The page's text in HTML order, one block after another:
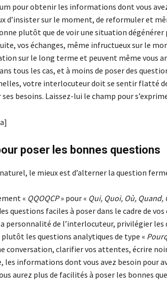
pour obtenir les informations dont vous
d’insister sur le moment, de reformuler et
plutôt que de voir une situation dégénérer
vos échanges, même infructueux sur le
sur le long terme et peuvent même vous
tous les cas, et à moins de poser des
votre interlocuteur doit se sentir flatté
besoins. Laissez-lui le champ pour
poser les bonnes questions
le mieux est d’alterner la question
« QQOQCP» pour « Qui, Quoi, Où,
questions faciles à poser dans le cadre de vos
personnalité de l’interlocuteur, privilégier les
les questions analytiques de type «
conversation, clarifier vos attentes, écrire
les informations dont vous avez besoin pour
aurez plus de facilités à poser les bonnes